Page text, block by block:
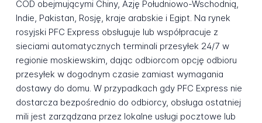
COD obejmującymi Chiny, Azję Południowo-Wschodnią,
Indie, Pakistan, Rosję, kraje arabskie i Egipt. Na rynek
rosyjski PFC Express obsługuje lub współpracuje z
sieciami automatycznych terminali przesyłek 24/7 w
regionie moskiewskim, dając odbiorcom opcję odbioru
przesyłek w dogodnym czasie zamiast wymagania
dostawy do domu. W przypadkach gdy PFC Express nie
dostarcza bezpośrednio do odbiorcy, obsługa ostatniej
mili jest zarządzana przez lokalne usługi pocztowe lub